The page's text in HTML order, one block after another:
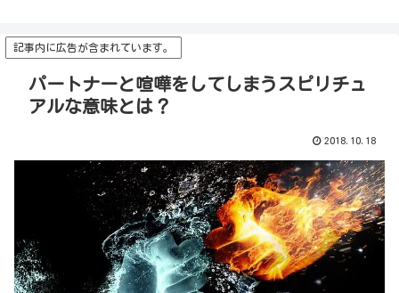
記事内に広告が含まれています。
パートナーと喧嘩をしてしまうスピリチュ
アルな意味とは？
2018.10.18